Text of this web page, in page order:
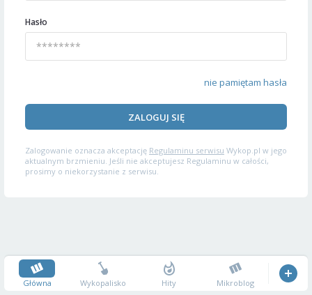
Hasło
nie pamiętam hasła
ZALOGUJ SIĘ
Zalogowanie oznacza akceptację Regulaminu serwisu Wykop.pl w jego
aktualnym brzmieniu. Jeśli nie akceptujesz Regulaminu w całości,
prosimy o niekorzystanie z serwisu.
Główna Wykopalisko Hity Mikroblog